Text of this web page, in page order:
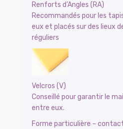
Renforts d’Angles (RA)
Recommandés pour les
eux et placés sur des lieux
réguliers
Velcros (V)
Conseillé pour garantir le
entre eux.
Forme particulière –